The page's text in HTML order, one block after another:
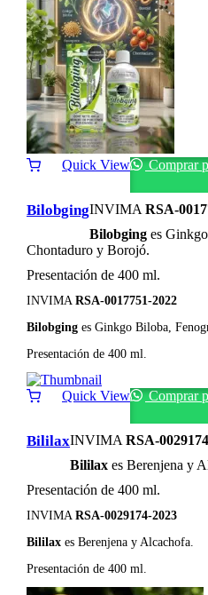
Quick View Comprar
BilobgingINVIMA RSA-
Bilobging es
Chontaduro y Borojó.
Presentación de 400 ml.
INVIMA RSA-0017751-2022
Bilobging es Ginkgo Biloba,
Presentación de 400 ml.
Quick View Comprar
BililaxINVIMA RSA-
Bililax es Berenjena y
Presentación de 400 ml.
INVIMA RSA-0029174-2023
Bililax es Berenjena y Alcachofa.
Presentación de 400 ml.